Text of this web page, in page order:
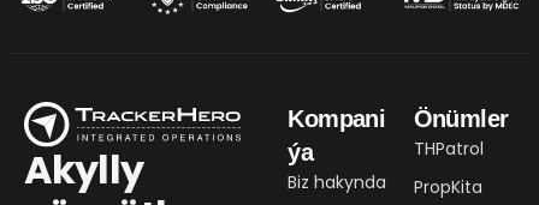
Akylly
Kompani
ýa
Biz hakynda
Önümler
THPatrol
PropKita